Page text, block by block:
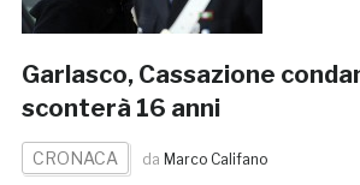
Garlasco, Cassazione
sconterà 16 anni
CRONACA da Marco Califano